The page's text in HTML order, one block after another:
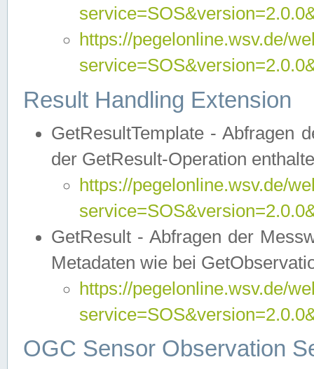
https://pegelonline.wsv.de/
Result Handling Extension
GetResultTemplate - Abfragen
der GetResult-Operation
https://pegelonline.wsv.de/
GetResult - Abfragen der
Metadaten wie bei
https://pegelonline.wsv.de/
OGC Sensor Observation